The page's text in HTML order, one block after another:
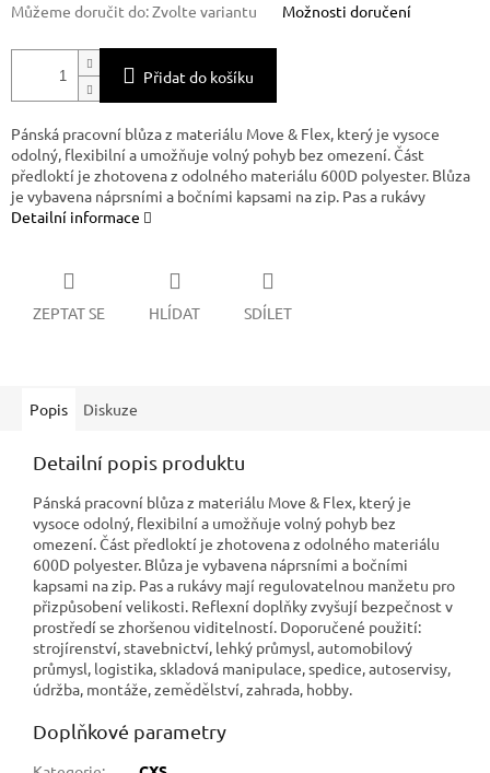
Můžeme doručit do:Zvolte variantu Možnosti doručení
Přidat do košíku
Pánská pracovní blůza z materiálu Move & Flex, který je vysoce
odolný, flexibilní a umožňuje volný pohyb bez omezení. Část
předloktí je zhotovena z odolného materiálu 600D polyester. Blůza
je vybavena náprsními a bočními kapsami na zip. Pas a rukávy
Detailní informace
ZEPTAT SE HLÍDAT SDÍLET
Popis Diskuze
Detailní popis produktu
Pánská pracovní blůza z materiálu Move & Flex, který je
vysoce odolný, flexibilní a umožňuje volný pohyb bez
omezení. Část předloktí je zhotovena z odolného materiálu
600D polyester. Blůza je vybavena náprsními a bočními
kapsami na zip. Pas a rukávy mají regulovatelnou manžetu pro
přizpůsobení velikosti. Reflexní doplňky zvyšují bezpečnost v
prostředí se zhoršenou viditelností. Doporučené použití:
strojírenství, stavebnictví, lehký průmysl, automobilový
průmysl, logistika, skladová manipulace, spedice, autoservisy,
údržba, montáže, zemědělství, zahrada, hobby.
Doplňkové parametry